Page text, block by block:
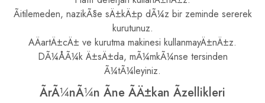
Ãitilemeden, nazikÃ§e sÄ±kÄ±p dÃ¼z bir zeminde sererek
kurutunuz.
AÄartÄ±cÄ± ve kurutma makinesi kullanmayÄ±nÄ±z.
DÃ¼ÅÃ¼k Ä±sÄ±da, mÃ¼mkÃ¼nse tersinden
Ã¼tÃ¼leyiniz.
ÃrÃ¼nÃ¼n Ãne ÃÄ±kan Ãzellikleri